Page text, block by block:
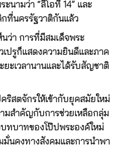
นามว่า “ลีโอที่ 14” และ
ที่นครรัฐวาติกันแล้ว
ว่า การที่มีสมเด็จพระ
ปรูก็แสดงความยินดีและภาค
ยะเวลานานและได้รับสัญชาติ
ริสตจักรให้เข้ากับยุคสมัยใหม่
มสำคัญกับการช่วยเหลือกลุ่ม
ทบาทของโป๊ปพระองค์ใหม่
มั่นคงทางสังคมและการนำพา